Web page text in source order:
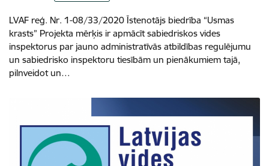
LVAF reģ. Nr. 1-08/33/2020 Īstenotājs biedrība “Usmas
krasts” Projekta mērķis ir apmācīt sabiedriskos vides
inspektorus par jauno administratīvās atbildības regulējumu
un sabiedrisko inspektoru tiesībām un pienākumiem tajā,
pilnveidot un…